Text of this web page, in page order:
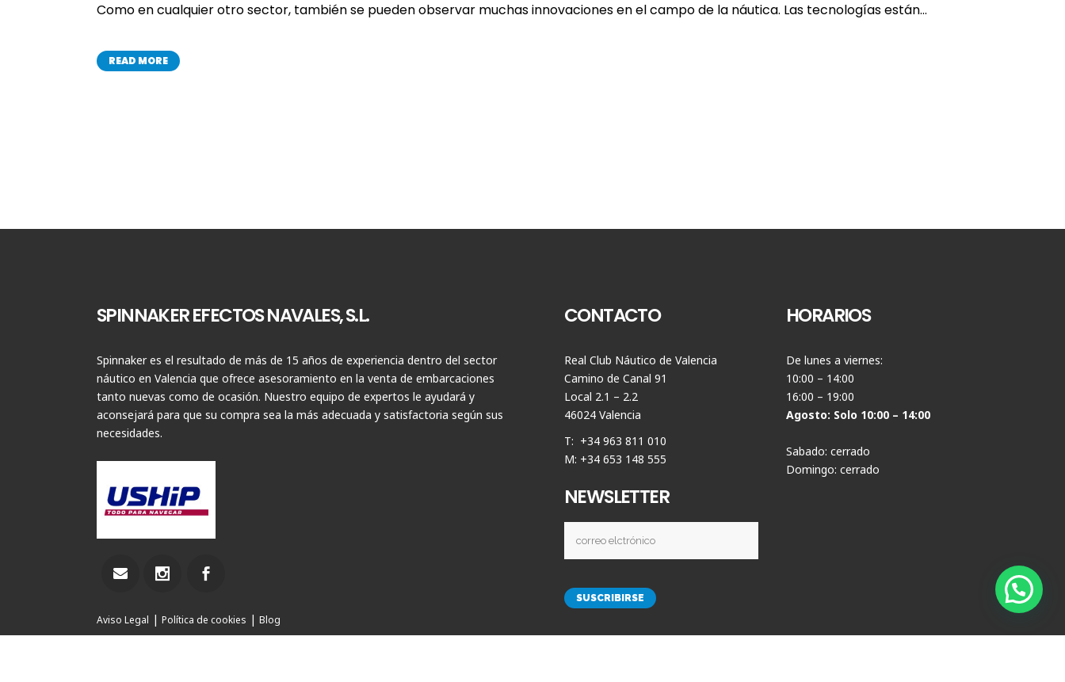
Como en cualquier otro sector, también se pueden observar muchas innovaciones en el campo de la náutica. Las tecnologías están...
READ MORE
SPINNAKER EFECTOS NAVALES, S.L.
Spinnaker es el resultado de más de 15 años de experiencia dentro del sector
náutico en Valencia que ofrece asesoramiento en la venta de embarcaciones
tanto nuevas como de ocasión. Nuestro equipo de expertos le ayudará y
aconsejará para que su compra sea la más adecuada y satisfactoria según sus
necesidades.
Aviso Legal | Política de cookies | Blog
CONTACTO
Real Club Náutico de Valencia
Camino de Canal 91
Local 2.1 – 2.2
46024 Valencia
T: +34 963 811 010
M: +34 653 148 555
NEWSLETTER
HORARIOS
De lunes a viernes:
10:00 – 14:00
16:00 – 19:00
Agosto: Solo 10:00 – 14:00
Sabado: cerrado
Domingo: cerrado